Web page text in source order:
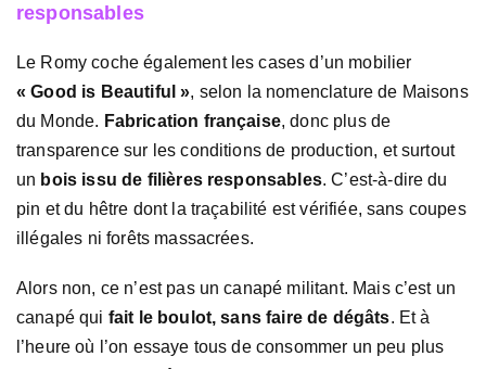
responsables
Le Romy coche également les cases d’un mobilier
« Good is Beautiful », selon la nomenclature de Maisons
du Monde. Fabrication française, donc plus de
transparence sur les conditions de production, et surtout
un bois issu de filières responsables. C’est-à-dire du
pin et du hêtre dont la traçabilité est vérifiée, sans coupes
illégales ni forêts massacrées.
Alors non, ce n’est pas un canapé militant. Mais c’est un
canapé qui fait le boulot, sans faire de dégâts. Et à
l’heure où l’on essaye tous de consommer un peu plus